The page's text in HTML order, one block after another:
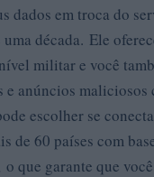
dados em troca do
década. Ele
militar e você
e anúncios maliciosos
escolher se
de 60 países com
que garante que